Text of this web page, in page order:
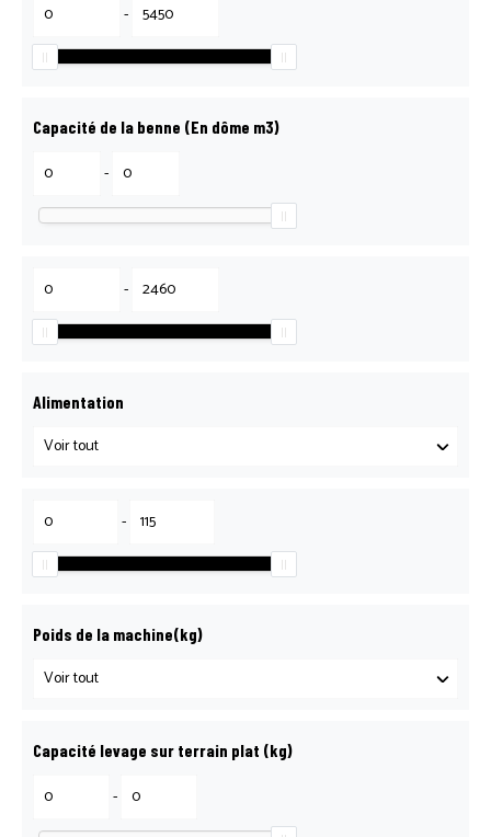
-
Capacité de la benne (En dôme m3)
-
-
Alimentation
-
Poids de la machine(kg)
Capacité levage sur terrain plat (kg)
-